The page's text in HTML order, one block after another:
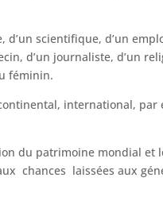
scientifique, d’un
d’un journaliste, d’un
féminin.
international, par
du patrimoine mondial et
chances laissées aux